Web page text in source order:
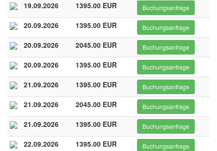
19.09.2026 1395.00 EUR Buchungsanfrage
20.09.2026 1395.00 EUR Buchungsanfrage
20.09.2026 2045.00 EUR Buchungsanfrage
20.09.2026 1395.00 EUR Buchungsanfrage
21.09.2026 1395.00 EUR Buchungsanfrage
21.09.2026 2045.00 EUR Buchungsanfrage
21.09.2026 1395.00 EUR Buchungsanfrage
22.09.2026 1395.00 EUR Buchungsanfrage